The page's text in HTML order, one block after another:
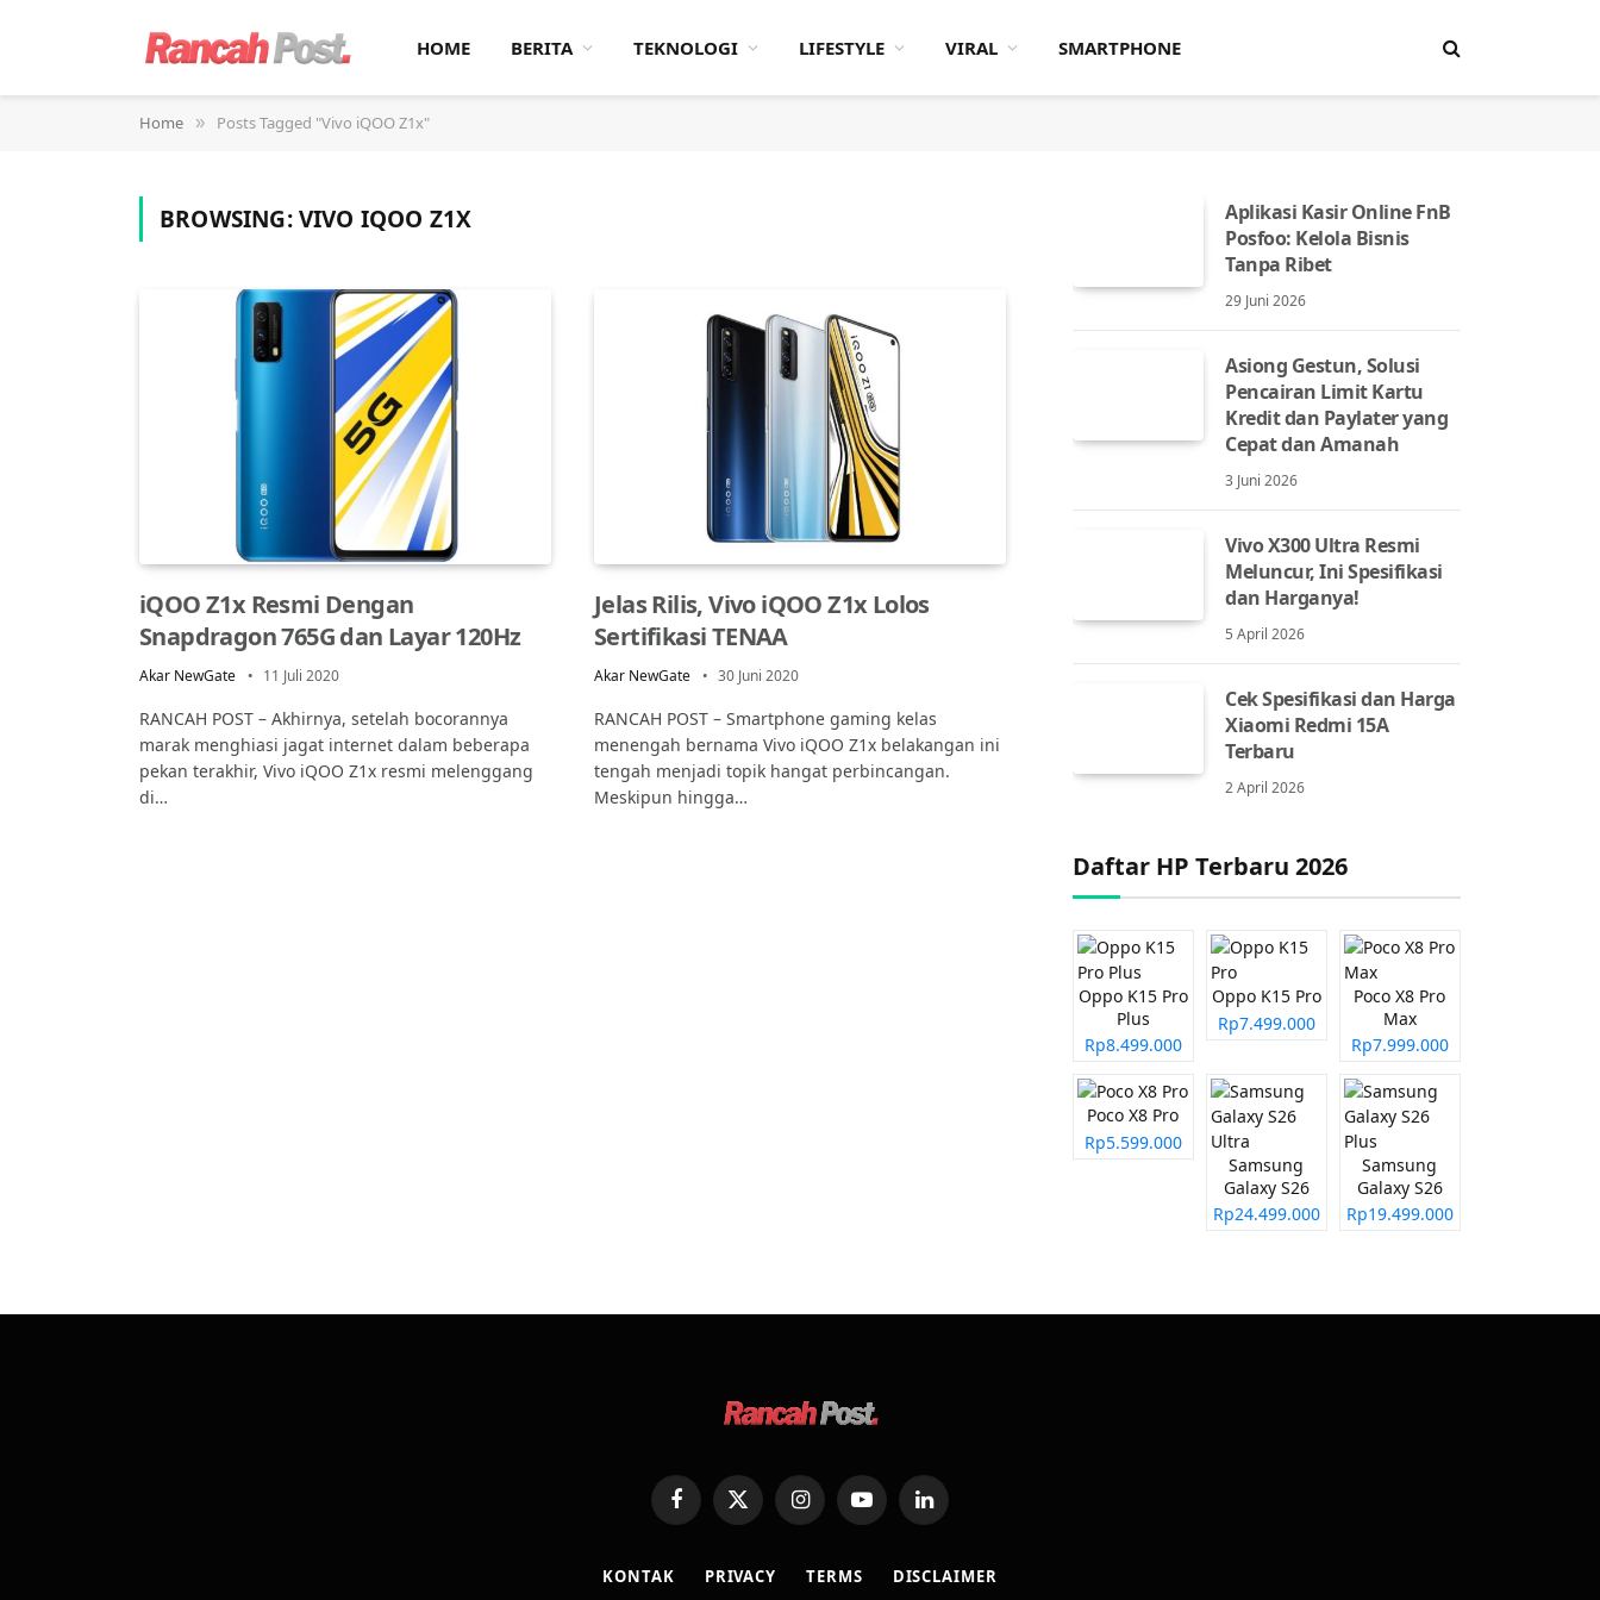
HOME BERITA TEKNOLOGI LIFESTYLE VIRAL SMARTPHONE
Home » Posts Tagged "Vivo iQOO Z1x"
BROWSING:VIVO IQOO Z1X
iQOO Z1x Resmi Dengan
Snapdragon 765G dan Layar 120Hz
Akar NewGate 11 Juli 2020
RANCAH POST – Akhirnya, setelah bocorannya
marak menghiasi jagat internet dalam beberapa
pekan terakhir, Vivo iQOO Z1x resmi melenggang
di…
Jelas Rilis, Vivo iQOO Z1x Lolos
Sertifikasi TENAA
Akar NewGate 30 Juni 2020
RANCAH POST – Smartphone gaming kelas
menengah bernama Vivo iQOO Z1x belakangan ini
tengah menjadi topik hangat perbincangan.
Meskipun hingga…
Aplikasi Kasir Online FnB
Posfoo: Kelola Bisnis
Tanpa Ribet
29 Juni 2026
Asiong Gestun, Solusi
Pencairan Limit Kartu
Kredit dan Paylater yang
Cepat dan Amanah
3 Juni 2026
Vivo X300 Ultra Resmi
Meluncur, Ini Spesifikasi
dan Harganya!
5 April 2026
Cek Spesifikasi dan Harga
Xiaomi Redmi 15A
Terbaru
2 April 2026
Daftar HP Terbaru 2026
Oppo K15 Pro
Plus
Rp8.499.000
Oppo K15 Pro
Rp7.499.000
Poco X8 Pro
Max
Rp7.999.000
Poco X8 Pro
Rp5.599.000
Samsung
Galaxy S26
Ultra
Rp24.499.000
Samsung
Galaxy S26
Plus
Rp19.499.000
FacebookX
(Twitter)
InstagramYouTubeLinkedIn
KONTAK PRIVACY TERMS DISCLAIMER